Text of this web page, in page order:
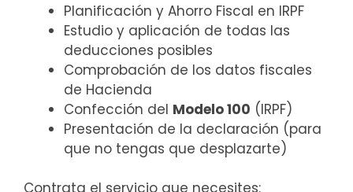
Planificación y Ahorro Fiscal en IRPF
Estudio y aplicación de todas las
deducciones posibles
Comprobación de los datos fiscales
de Hacienda
Confección del Modelo 100 (IRPF)
Presentación de la declaración (para
que no tengas que desplazarte)
Contrata el servicio que necesites: